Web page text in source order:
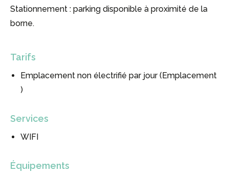
Stationnement : parking disponible à proximité de la
borne.
Tarifs
Emplacement non électrifié par jour (Emplacement
)
Services
WIFI
Équipements